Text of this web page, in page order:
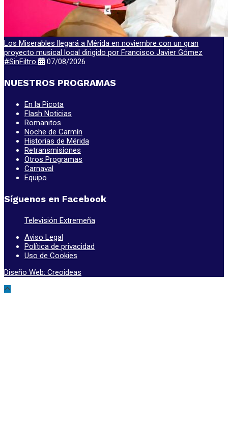
Los Miserables llegará a Mérida en noviembre con un gran
proyecto musical local dirigido por Francisco Javier Gómez
#SinFiltro
07/08/2026
NUESTROS PROGRAMAS
En la Picota
Flash Noticias
Romanitos
Noche de Carmín
Historias de Mérida
Retransmisiones
Otros Programas
Carnaval
Equipo
Síguenos en Facebook
Televisión Extremeña
Aviso Legal
Política de privacidad
Uso de Cookies
Diseño Web: Creoideas